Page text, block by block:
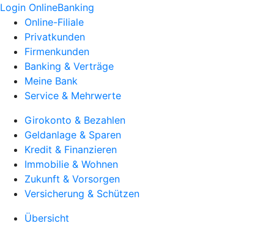
Login OnlineBanking
Online-Filiale
Privatkunden
Firmenkunden
Banking & Verträge
Meine Bank
Service & Mehrwerte
Girokonto & Bezahlen
Geldanlage & Sparen
Kredit & Finanzieren
Immobilie & Wohnen
Zukunft & Vorsorgen
Versicherung & Schützen
Übersicht